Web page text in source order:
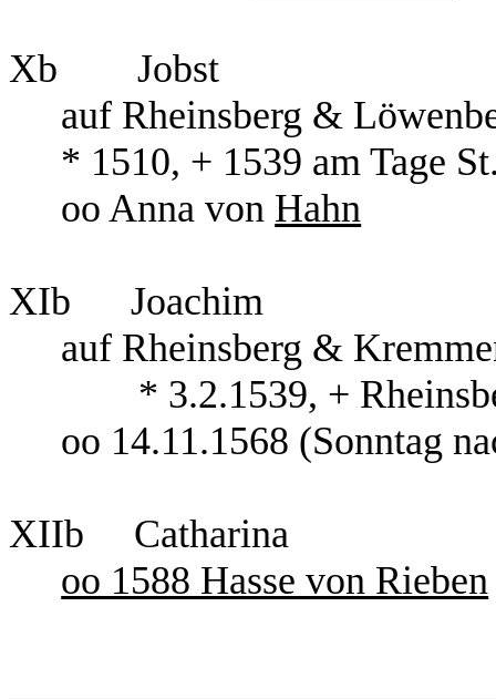
Xb Jobst
auf Rheinsberg &
* 1510, + 1539 am
oo Anna von Hahn
XIb Joachim
auf Rheinsberg &
* 3.2.1539, +
oo 14.11.1568 (Sonntag
XIIb Catharina
oo 1588 Hasse von Rieben